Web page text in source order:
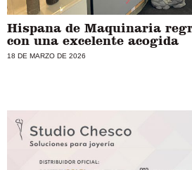
Hispana de Maquinaria
con una excelente acogida
18 DE MARZO DE 2026